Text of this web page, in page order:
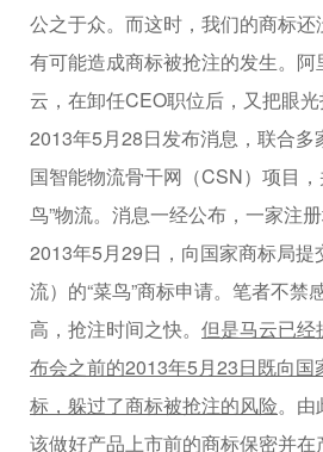
公之于众。而这时，我们的商标
有可能造成商标被抢注的发生。
云，在卸任CEO职位后，又把眼光
2013年5月28日发布消息，联合多
国智能物流骨干网（CSN）项目
鸟”物流。消息一经公布，一家注
2013年5月29日，向国家商标局提
流）的“菜鸟”商标申请。笔者不禁
高，抢注时间之快。 但是马云已经
布会之前的2013年5月23日既向国
标，躲过了商标被抢注的风险。由
该做好产品上市前的商标保密并